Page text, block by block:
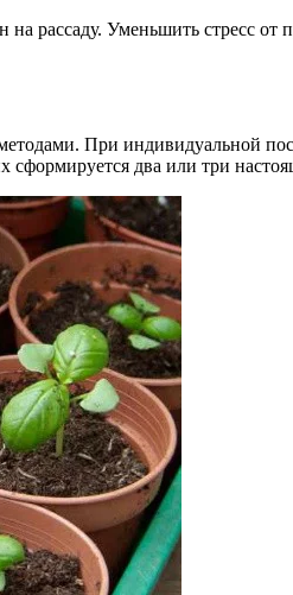
на рассаду. Уменьшить
При индивидуальной
сформируется два или три